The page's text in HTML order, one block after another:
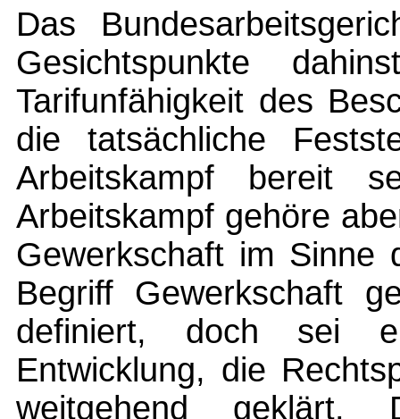
Das
Gesichtspunkte
Tarifunfähigkeit des
die tatsächliche
Arbeitskampf bereit
Arbeitskampf gehöre
Gewerkschaft im
Begriff Gewerkschaft
definiert, doch sei
Entwicklung, die
weitgehend